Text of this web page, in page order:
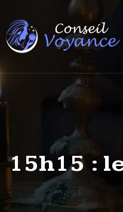
15h15 :